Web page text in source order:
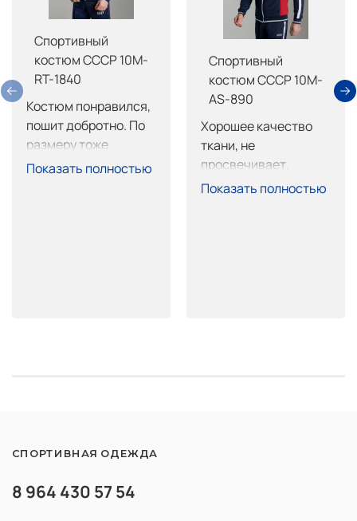
Спортивный
костюм СССР 10M-
RT-1840
Костюм понравился,
пошит добротно. По
размеру тоже
нормально, брюки
Показать полностью
Спортивный
костюм СССР 10M-
AS-890
Хорошее качество
ткани, не
просвечивает,
пошив тоже на
Показать полностью
8 964 430 57 54
СПОРТИВНАЯ ОДЕЖДА